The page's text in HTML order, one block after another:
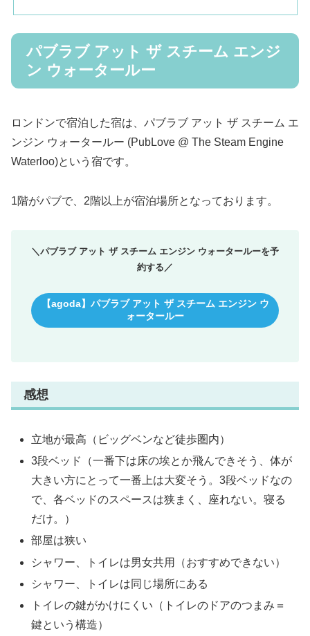
パブラブ アット ザ スチーム エンジ
ン ウォータールー
ロンドンで宿泊した宿は、パブラブ アット ザ スチーム エ
ンジン ウォータールー (PubLove @ The Steam Engine
Waterloo)という宿です。
1階がパブで、2階以上が宿泊場所となっております。
＼パブラブ アット ザ スチーム エンジン ウォータールーを予
約する／
【agoda】パブラブ アット ザ スチーム エンジン ウ
ォータールー
感想
立地が最高（ビッグベンなど徒歩圏内）
3段ベッド（一番下は床の埃とか飛んできそう、体が
大きい方にとって一番上は大変そう。3段ベッドなの
で、各ベッドのスペースは狭まく、座れない。寝る
だけ。）
部屋は狭い
シャワー、トイレは男女共用（おすすめできない）
シャワー、トイレは同じ場所にある
トイレの鍵がかけにくい（トイレのドアのつまみ＝
鍵という構造）